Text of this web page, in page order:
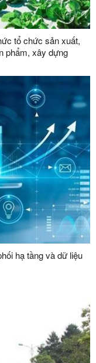
tổ chức sản xuất,
phẩm, xây dựng
hạ tầng và dữ liệu